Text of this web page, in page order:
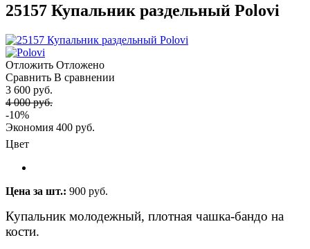
25157 Купальник раздельный Polovi
Отложить Отложено
Сравнить В сравнении
3 600 руб.
4 000 руб.
-10%
Экономия 400 руб.
Цвет
Цена за шт.: 900 руб.
Купальник молодежный, плотная чашка-бандо на
кости.